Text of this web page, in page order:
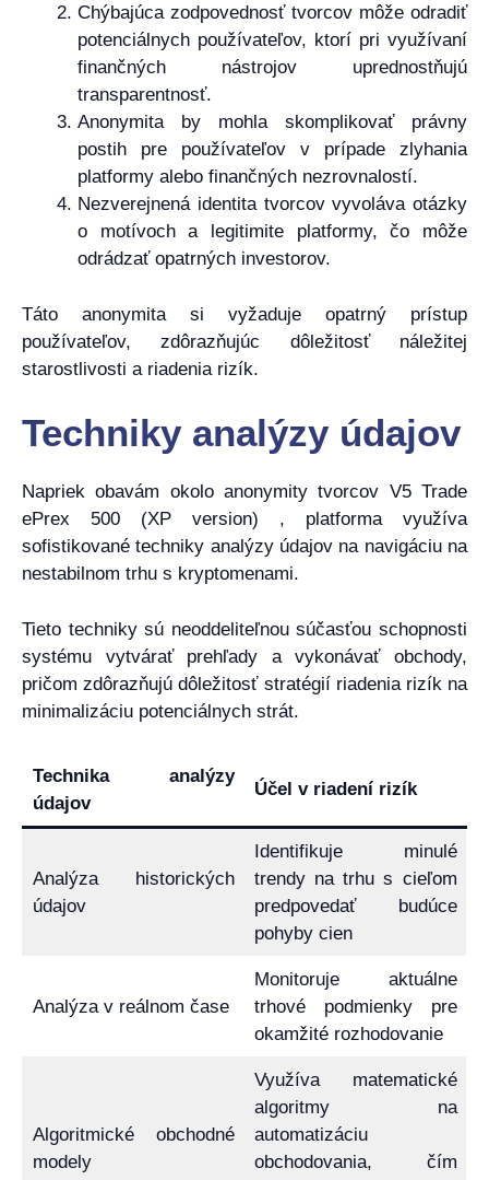
Chýbajúca zodpovednosť tvorcov môže odradiť
potenciálnych používateľov, ktorí pri využívaní
finančných nástrojov uprednostňujú
transparentnosť.
Anonymita by mohla skomplikovať právny
postih pre používateľov v prípade zlyhania
platformy alebo finančných nezrovnalostí.
Nezverejnená identita tvorcov vyvoláva otázky
o motívoch a legitimite platformy, čo môže
odrádzať opatrných investorov.
Táto anonymita si vyžaduje opatrný prístup
používateľov, zdôrazňujúc dôležitosť náležitej
starostlivosti a riadenia rizík.
Techniky analýzy údajov
Napriek obavám okolo anonymity tvorcov V5 Trade
ePrex 500 (XP version) , platforma využíva
sofistikované techniky analýzy údajov na navigáciu na
nestabilnom trhu s kryptomenami.
Tieto techniky sú neoddeliteľnou súčasťou schopnosti
systému vytvárať prehľady a vykonávať obchody,
pričom zdôrazňujú dôležitosť stratégií riadenia rizík na
minimalizáciu potenciálnych strát.
Technika analýzy
údajov
Účel v riadení rizík
Analýza historických
údajov
Identifikuje minulé
trendy na trhu s cieľom
predpovedať budúce
pohyby cien
Analýza v reálnom čase
Monitoruje aktuálne
trhové podmienky pre
okamžité rozhodovanie
Algoritmické obchodné
modely
Využíva matematické
algoritmy na
automatizáciu
obchodovania, čím